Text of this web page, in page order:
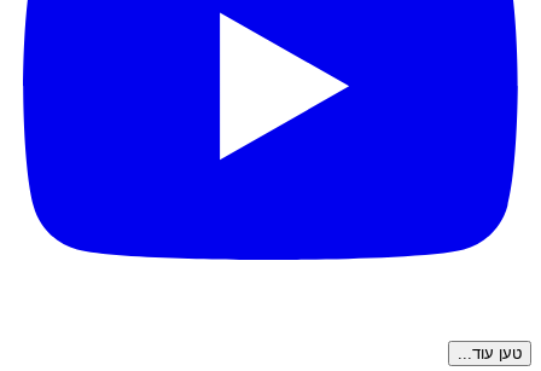
טען עוד...